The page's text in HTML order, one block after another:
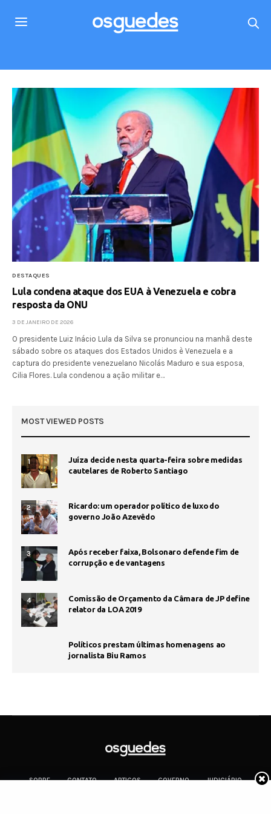
DESTAQUES
Lula condena ataque dos EUA à Venezuela e cobra
resposta da ONU
3 DE JANEIRO DE 2026
O presidente Luiz Inácio Lula da Silva se pronunciou na manhã deste
sábado sobre os ataques dos Estados Unidos è Venezuela e a
captura do presidente venezuelano Nicolás Maduro e sua esposa,
Cilia Flores. Lula condenou a ação militar e…
MOST VIEWED POSTS
1
Juíza decide nesta quarta-feira sobre medidas
cautelares de Roberto Santiago
2
Ricardo: um operador político de luxo do
governo João Azevêdo
3
Após receber faixa, Bolsonaro defende fim de
corrupção e de vantagens
4
Comissão de Orçamento da Câmara de JP define
relator da LOA 2019
Políticos prestam últimas homenagens ao
jornalista Biu Ramos
SOBRE CONTATO ARTIGOS GOVERNO
JUDICIÁRIO